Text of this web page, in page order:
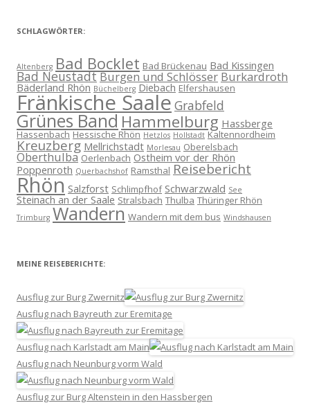
SCHLAGWÖRTER:
Altenberg Bad Bocklet Bad Brückenau Bad Kissingen
Bad NeustadtBurgen und Schlösser Burkardroth
Bäderland Rhön Büchelberg Diebach Elfershausen
Fränkische Saale Grabfeld
Grünes BandHammelburg Hassberge
Hassenbach Hessische Rhön Hetzlos Hollstadt Kaltennordheim
Kreuzberg Mellrichstadt Morlesau Oberelsbach
Oberthulba Oerlenbach Ostheim vor der Rhön
Poppenroth Querbachshof Ramsthal Reisebericht
Rhön Salzforst Schlimpfhof Schwarzwald See
Steinach an der Saale Stralsbach Thulba Thüringer Rhön
Trimburg Wandern Wandern mit dem bus Windshausen
MEINE REISEBERICHTE:
Ausflug zur Burg Zwernitz
Ausflug nach Bayreuth zur Eremitage
Ausflug nach Karlstadt am Main
Ausflug nach Neunburg vorm Wald
Ausflug zur Burg Altenstein in den Hassbergen